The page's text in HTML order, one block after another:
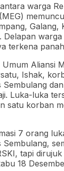
warga
Galang,
Delapan
terkena
Aliansi
Ishak,
Sembulang
Luka-luka
satu korban
7 orang
tapi
18